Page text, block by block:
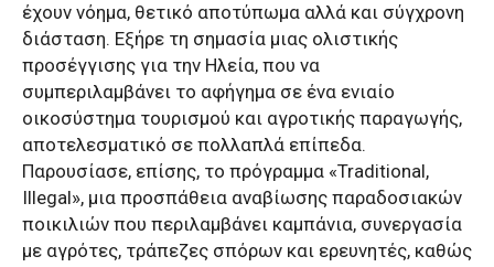
έχουν νόημα, θετικό αποτύπωμα αλλά και σύγχρονη
διάσταση. Εξήρε τη σημασία μιας ολιστικής
προσέγγισης για την Ηλεία, που να
συμπεριλαμβάνει το αφήγημα σε ένα ενιαίο
οικοσύστημα τουρισμού και αγροτικής παραγωγής,
αποτελεσματικό σε πολλαπλά επίπεδα.
Παρουσίασε, επίσης, το πρόγραμμα «Traditional,
Illegal», μια προσπάθεια αναβίωσης παραδοσιακών
ποικιλιών που περιλαμβάνει καμπάνια, συνεργασία
με αγρότες, τράπεζες σπόρων και ερευνητές, καθώς